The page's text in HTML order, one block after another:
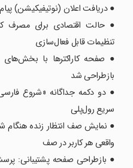
● دریافت اعلان (نوتیفیکیشن) پیام
● حالت اقتصادی برای مصرف
تنظیمات قابل فعال‌سازی
● صفحه کاراکترها با بخش‌های
بازطراحی شد
● دو دکمه جداگانه «شروع
سریع رول‌پلی
● نمایش صف انتظار زنده هنگام
واقعی هر کاربر در صف
● بازطراحی صفحه پشتیبانی: